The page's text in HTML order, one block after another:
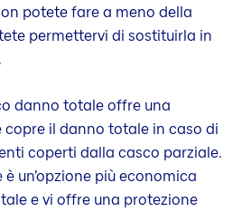
potete fare a meno della
permettervi di sostituirla in
danno totale offre una
il danno totale in caso di
coperti dalla casco parziale.
un’opzione più economica
e vi offre una protezione